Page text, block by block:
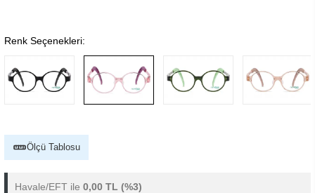
Renk Seçenekleri:
Ölçü Tablosu
Havale/EFT ile 0,00 TL (%3)